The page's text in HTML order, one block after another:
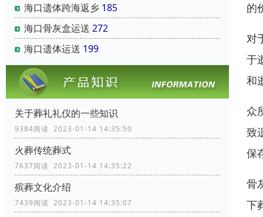
海口遗体跨海返乡 185
海口骨灰盒运送 272
海口遗体运送 199
关于葬礼礼仪的一些知识
9384阅读 2023-01-14 14:35:50
火葬传统葬式
7637阅读 2023-01-14 14:35:22
殡葬文化介绍
7439阅读 2023-01-14 14:35:07
的
对
于
和
众
致
保
骨
下